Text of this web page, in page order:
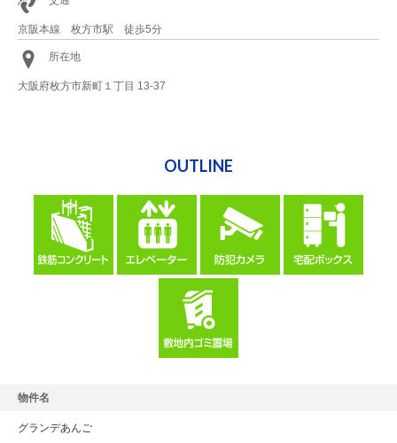
京阪本線 枚方市駅 徒歩5分
所在地
大阪府枚方市新町１丁目 13-37
OUTLINE
物件名
グランデあんご